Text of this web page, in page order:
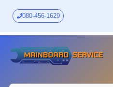
content
080-456-1629